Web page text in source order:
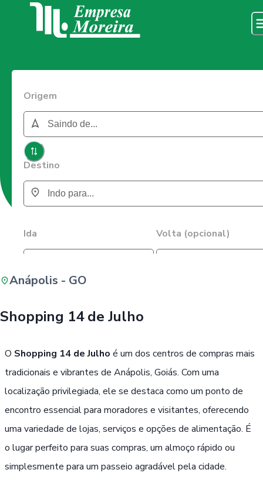
Origem
Destino
Ida Volta (opcional)
Anápolis - GO
Shopping 14 de Julho
O Shopping 14 de Julho é um dos centros de compras mais
tradicionais e vibrantes de Anápolis, Goiás. Com uma
localização privilegiada, ele se destaca como um ponto de
encontro essencial para moradores e visitantes, oferecendo
uma variedade de lojas, serviços e opções de alimentação. É
o lugar perfeito para suas compras, um almoço rápido ou
simplesmente para um passeio agradável pela cidade.